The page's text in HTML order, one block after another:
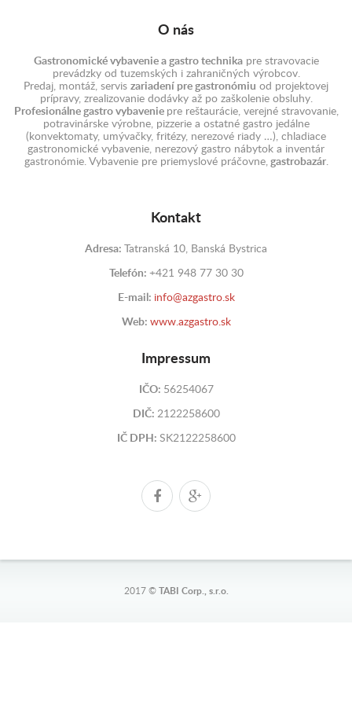
O nás
Gastronomické vybavenie a gastro technikapre stravovacie
prevádzky od tuzemských i zahraničných výrobcov.
Predaj, montáž, servis zariadení pre gastronómiu od projektovej
prípravy, zrealizovanie dodávky až po zaškolenie obsluhy.
Profesionálne gastro vybavenie pre reštaurácie, verejné stravovanie,
potravinárske výrobne, pizzerie a ostatné gastro jedálne
(konvektomaty, umývačky, fritézy, nerezové riady …), chladiace
gastronomické vybavenie, nerezový gastro nábytok a inventár
gastronómie. Vybavenie pre priemyslové práčovne,gastrobazár.
Kontakt
Adresa: Tatranská 10, Banská Bystrica
Telefón: +421 948 77 30 30
E-mail: info@azgastro.sk
Web: www.azgastro.sk
Impressum
IČO: 56254067
DIČ: 2122258600
IČ DPH: SK2122258600
2017 © TABI Corp., s.r.o.